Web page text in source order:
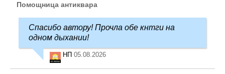
Помощница антиквара
Спасибо автору! Прочла обе кнтги на
одном дыхании!
НП 05.08.2026